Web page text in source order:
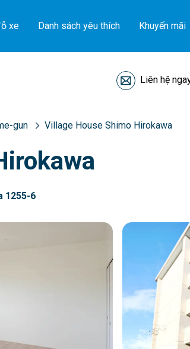
xe Danh sách yêu thích Khuyến mãi
Liên hệ
gun Village House Shimo Hirokawa
1255-6